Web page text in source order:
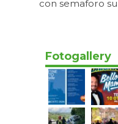
con semaforo
Fotogallery